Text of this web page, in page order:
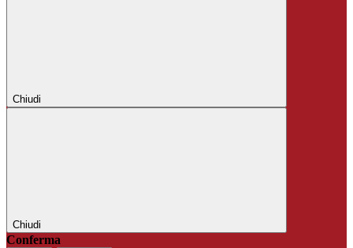
Chiudi
Chiudi
Conferma